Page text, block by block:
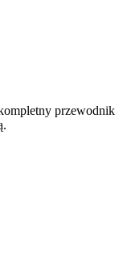
przewodnik
.